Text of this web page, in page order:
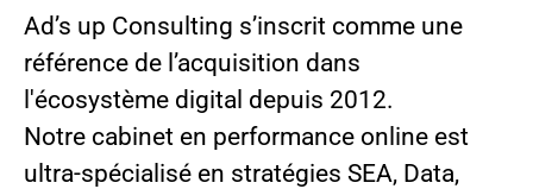
Ad’s up Consulting s’inscrit comme une
référence de l’acquisition dans
l'écosystème digital depuis 2012.
Notre cabinet en performance online est
ultra-spécialisé en stratégies SEA, Data,